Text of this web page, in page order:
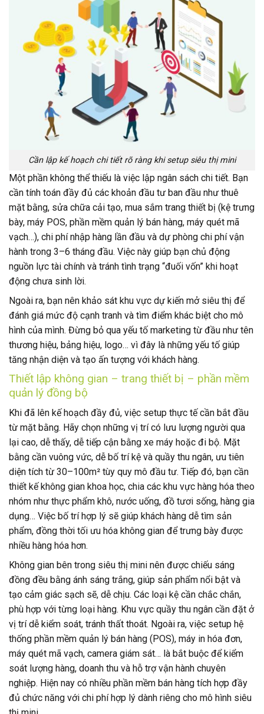
Cần lập kế hoạch chi tiết rõ ràng khi setup siêu thị mini
Một phần không thể thiếu là việc lập ngân sách chi tiết. Bạn
cần tính toán đầy đủ các khoản đầu tư ban đầu như thuê
mặt bằng, sửa chữa cải tạo, mua sắm trang thiết bị (kệ trưng
bày, máy POS, phần mềm quản lý bán hàng, máy quét mã
vạch…), chi phí nhập hàng lần đầu và dự phòng chi phí vận
hành trong 3–6 tháng đầu. Việc này giúp bạn chủ động
nguồn lực tài chính và tránh tình trạng “đuối vốn” khi hoạt
động chưa sinh lời.
Ngoài ra, bạn nên khảo sát khu vực dự kiến mở siêu thị để
đánh giá mức độ cạnh tranh và tìm điểm khác biệt cho mô
hình của mình. Đừng bỏ qua yếu tố marketing từ đầu như tên
thương hiệu, bảng hiệu, logo… vì đây là những yếu tố giúp
tăng nhận diện và tạo ấn tượng với khách hàng.
Thiết lập không gian – trang thiết bị – phần mềm
quản lý đồng bộ
Khi đã lên kế hoạch đầy đủ, việc setup thực tế cần bắt đầu
từ mặt bằng. Hãy chọn những vị trí có lưu lượng người qua
lại cao, dễ thấy, dễ tiếp cận bằng xe máy hoặc đi bộ. Mặt
bằng cần vuông vức, dễ bố trí kệ và quầy thu ngân, ưu tiên
diện tích từ 30–100m² tùy quy mô đầu tư. Tiếp đó, bạn cần
thiết kế không gian khoa học, chia các khu vực hàng hóa theo
nhóm như thực phẩm khô, nước uống, đồ tươi sống, hàng gia
dụng… Việc bố trí hợp lý sẽ giúp khách hàng dễ tìm sản
phẩm, đồng thời tối ưu hóa không gian để trưng bày được
nhiều hàng hóa hơn.
Không gian bên trong siêu thị mini nên được chiếu sáng
đồng đều bằng ánh sáng trắng, giúp sản phẩm nổi bật và
tạo cảm giác sạch sẽ, dễ chịu. Các loại kệ cần chắc chắn,
phù hợp với từng loại hàng. Khu vực quầy thu ngân cần đặt ở
vị trí dễ kiểm soát, tránh thất thoát. Ngoài ra, việc setup hệ
thống phần mềm quản lý bán hàng (POS), máy in hóa đơn,
máy quét mã vạch, camera giám sát… là bắt buộc để kiểm
soát lượng hàng, doanh thu và hỗ trợ vận hành chuyên
nghiệp. Hiện nay có nhiều phần mềm bán hàng tích hợp đầy
đủ chức năng với chi phí hợp lý dành riêng cho mô hình siêu